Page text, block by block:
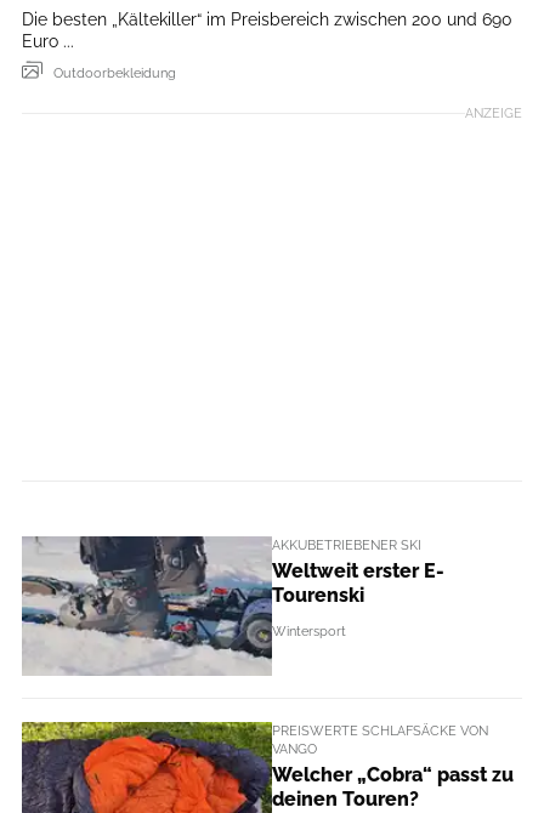
Die besten „Kältekiller“ im Preisbereich zwischen 200 und 690
Euro ...
Outdoorbekleidung
ANZEIGE
AKKUBETRIEBENER SKI
Weltweit erster E-
Tourenski
Wintersport
PREISWERTE SCHLAFSÄCKE VON
VANGO
Welcher „Cobra“ passt zu
deinen Touren?